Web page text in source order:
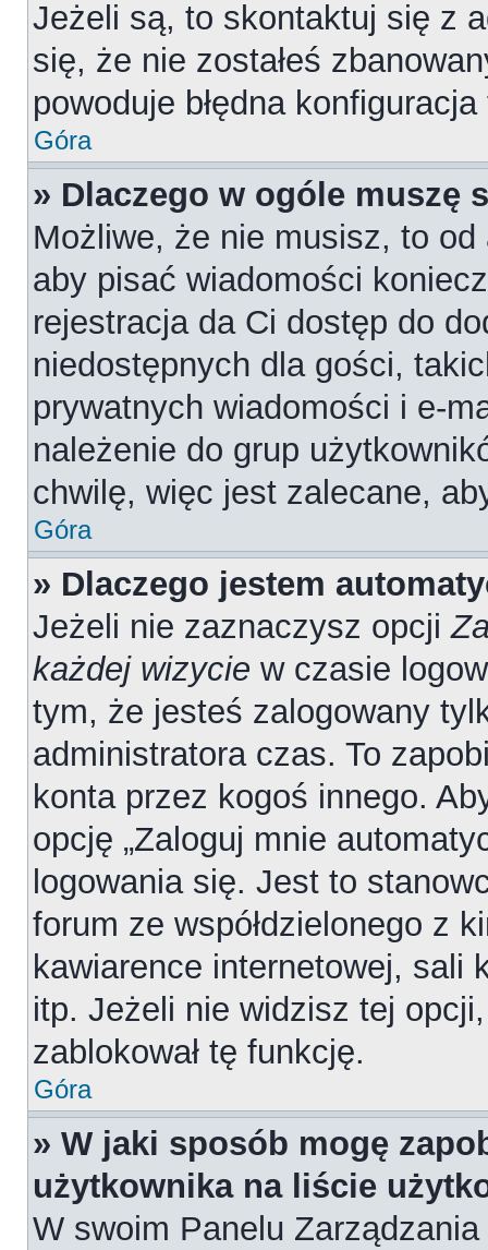
Jeżeli są, to skontaktuj się z
się, że nie zostałeś
powoduje błędna
Góra
» Dlaczego w ogóle muszę
Możliwe, że nie musisz, to
aby pisać wiadomości
rejestracja da Ci dostęp do
niedostępnych dla gości,
prywatnych wiadomości i e-
należenie do grup
chwilę, więc jest zalecane,
Góra
» Dlaczego jestem
Jeżeli nie zaznaczysz opcji
każdej wizycie w czasie
tym, że jesteś zalogowany
administratora czas. To
konta przez kogoś innego.
opcję „Zaloguj mnie
logowania się. Jest to
forum ze współdzielonego z
kawiarence internetowej, sali
itp. Jeżeli nie widzisz tej
zablokował tę funkcję.
Góra
» W jaki sposób mogę
użytkownika na liście
W swoim Panelu